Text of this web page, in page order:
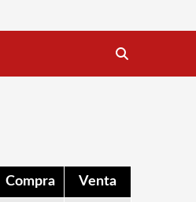
Compra Venta